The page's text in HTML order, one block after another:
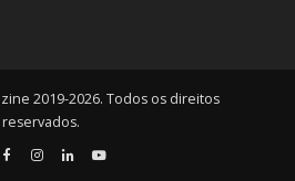
2019-2026. Todos os direitos
reservados.